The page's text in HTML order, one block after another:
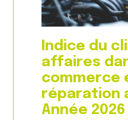
l
a
c
o
n
s
o
m
m
a
t
Indice du
affaires
commerce
réparation
Année 2026